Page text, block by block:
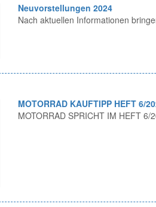
Neuvorstellungen 2024
Nach aktuellen Informationen
MOTORRAD KAUFTIPP HEFT 6/
MOTORRAD SPRICHT IM HEFT